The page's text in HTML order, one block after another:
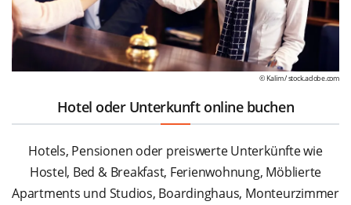
© Kalim /stock.adobe.com
Hotel oder Unterkunft online buchen
Hotels, Pensionen oder preiswerte Unterkünfte wie
Hostel, Bed & Breakfast, Ferienwohnung, Möblierte
Apartments und Studios, Boardinghaus, Monteurzimmer